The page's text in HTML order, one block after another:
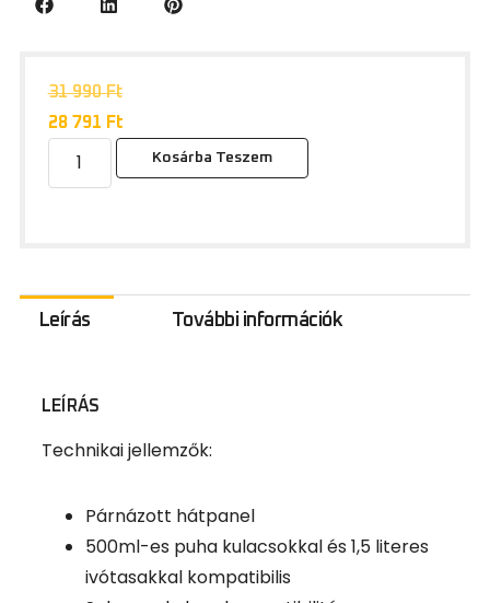
31 990Ft
28 791 Ft
Kosárba Teszem
Leírás További információk
LEÍRÁS
Technikai jellemzők:
Párnázott hátpanel
500ml-es puha kulacsokkal és 1,5 literes
ivótasakkal kompatibilis